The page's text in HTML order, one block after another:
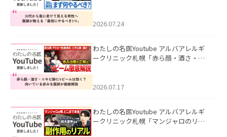
た。
2026.07.24
わたしの名医Youtube アルバアレルギ
ークリニック札幌「赤ら顔・酒さ・ニ
した。
2026.07.17
わたしの名医Youtube アルバアレルギ
ークリニック札幌「マンジャロのリア